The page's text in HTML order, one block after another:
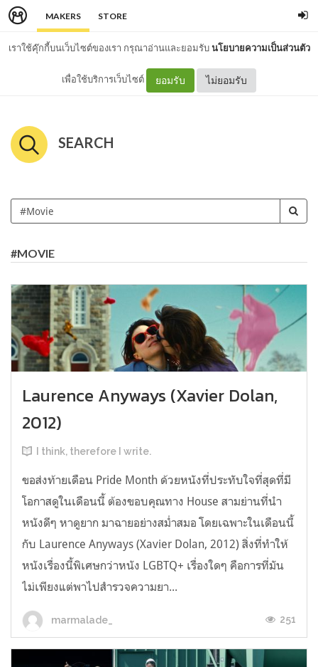
MAKERS STORE
เราใช้คุ๊กกี้บนเว็บไซต์ของเรา กรุณาอ่านและยอมรับนโยบายความเป็นส่วนตัว
เพื่อใช้บริการเว็บไซต์ ยอมรับ ไม่ยอมรับ
SEARCH
#MOVIE
Laurence Anyways (Xavier Dolan,
2012)
I think, therefore I write.
ขอส่งท้ายเดือน Pride Month ด้วยหนังที่ประทับใจที่สุดที่มี
โอกาสดูในเดือนนี้ ต้องขอบคุณทาง House สามย่านที่นำ
หนังดีๆ หาดูยาก มาฉายอย่างสม่ำสมอ โดยเฉพาะในเดือนนี้
กับ Laurence Anyways (Xavier Dolan, 2012) สิ่งที่ทำให้
หนังเรื่องนี้พิเศษกว่าหนัง LGBTQ+ เรื่องใดๆ คือการที่มัน
ไม่เพียงแต่พาไปสำรวจความยา...
marmalade_ 251